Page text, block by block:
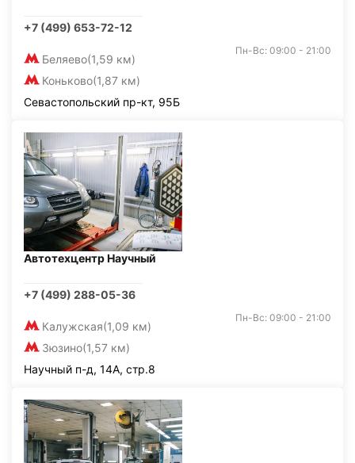
+7 (499) 653-72-12
Беляево(1,59 км)
Коньково(1,87 км)
Пн-Вс: 09:00 - 21:00
Севастопольский пр-кт, 95Б
Автотехцентр Научный
+7 (499) 288-05-36
Калужская(1,09 км)
Зюзино(1,57 км)
Пн-Вс: 09:00 - 21:00
Научный п-д, 14А, стр.8